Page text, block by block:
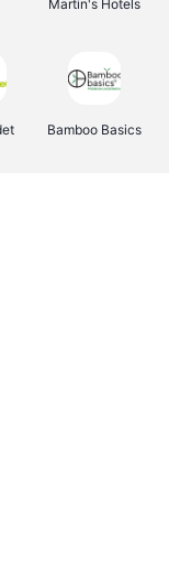
Martin's Hotels
Bamboo Basics